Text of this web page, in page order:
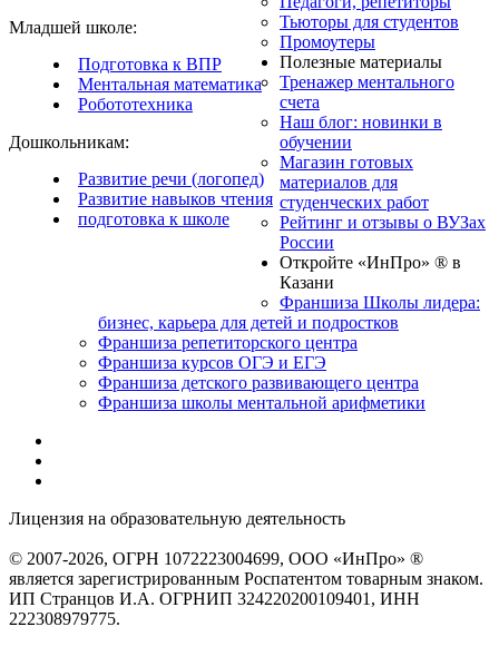
Младшей школе:
Подготовка к ВПР
Ментальная математика
Робототехника
Дошкольникам:
Развитие речи (логопед)
Развитие навыков чтения
подготовка к школе
Тьюторы для студентов
Промоутеры
Полезные материалы
Тренажер ментального
счета
Наш блог: новинки в
обучении
Магазин готовых
материалов для
студенческих работ
Рейтинг и отзывы о ВУЗах
России
Откройте «ИнПро» ® в
Казани
Франшиза Школы лидера:
бизнес, карьера для детей и подростков
Франшиза репетиторского центра
Франшиза курсов ОГЭ и ЕГЭ
Франшиза детского развивающего центра
Франшиза школы ментальной арифметики
Лицензия на образовательную деятельность
© 2007-2026, ОГРН 1072223004699, ООО «ИнПро» ®
является зарегистрированным Роспатентом товарным знаком.
ИП Странцов И.А. ОГРНИП 324220200109401, ИНН
222308979775.